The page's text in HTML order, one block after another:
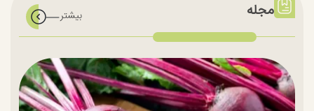
مجله